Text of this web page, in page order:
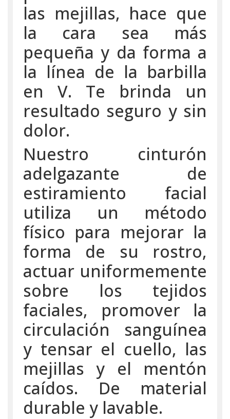
las mejillas, hace que
la cara sea más
pequeña y da forma a
la línea de la barbilla
en V. Te brinda un
resultado seguro y sin
dolor.
Nuestro cinturón
adelgazante de
estiramiento facial
utiliza un método
físico para mejorar la
forma de su rostro,
actuar uniformemente
sobre los tejidos
faciales, promover la
circulación sanguínea
y tensar el cuello, las
mejillas y el mentón
caídos. De material
durable y lavable.